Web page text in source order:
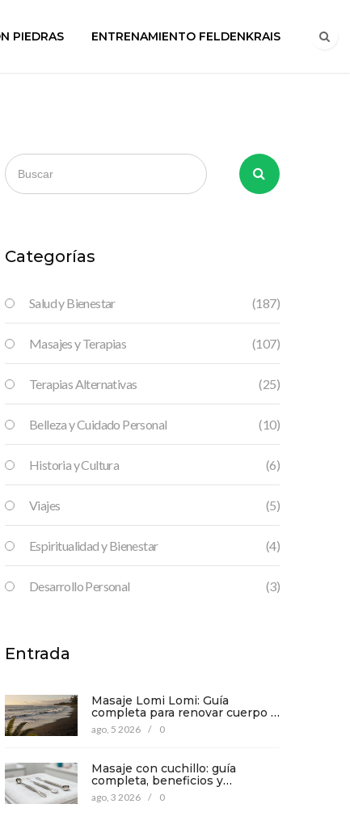
PIEDRAS ENTRENAMIENTO FELDENKRAIS
Categorías
Salud y Bienestar (187)
Masajes y Terapias (107)
Terapias Alternativas (25)
Belleza y Cuidado Personal (10)
Historia y Cultura (6)
Viajes (5)
Espiritualidad y Bienestar (4)
Desarrollo Personal (3)
Entrada
Masaje Lomi Lomi: Guía
completa para renovar cuerpo y
mente
ago, 5 2026 / 0
Masaje con cuchillo: guía
completa, beneficios y
precauciones para tu bienestar
ago, 3 2026 / 0